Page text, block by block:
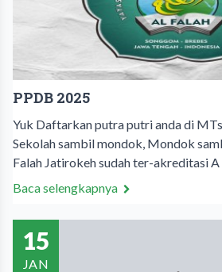
PPDB 2025
Yuk Daftarkan putra putri anda di
Sekolah sambil mondok, Mondok
Falah Jatirokeh sudah ter-akreditasi A
Baca selengkapnya
15
JAN